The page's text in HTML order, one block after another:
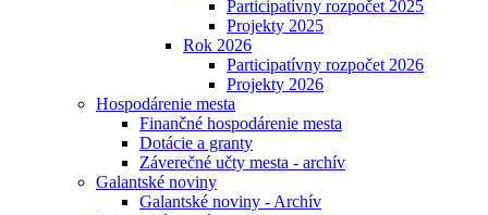
Participatívny rozpočet 2025
Projekty 2025
Rok 2026
Participatívny rozpočet 2026
Projekty 2026
Hospodárenie mesta
Finančné hospodárenie mesta
Dotácie a granty
Záverečné učty mesta - archív
Galantské noviny
Galantské noviny - Archív